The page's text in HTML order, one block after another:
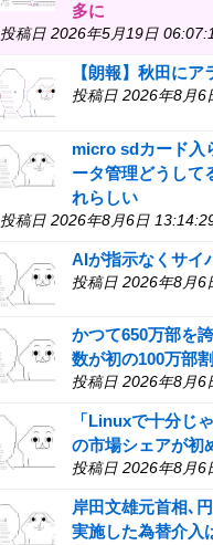
多に
投稿日 2026年5月19日
【朗報】秋田に
投稿日 2026年8月6
micro sdカード入
ータ管理どうして
れらしい
投稿日 2026年8月6日
AIが指示なくサ
投稿日 2026年8月6
かつて650万部を
数が初の100万部
投稿日 2026年8月6
「Linuxで十分
の市場シェアが初
投稿日 2026年8月6
岸田文雄元首相､
実施した為替介入